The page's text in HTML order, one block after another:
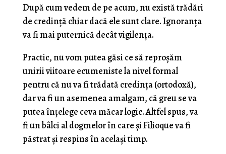
După cum vedem de pe acum, nu există trădări
de credință chiar dacă ele sunt clare. Ignoranța
va fi mai puternică decât vigilența.
Practic, nu vom putea găsi ce să reproșăm
unirii viitoare ecumeniste la nivel formal
pentru că nu va fi trădată credința (ortodoxă),
dar va fi un asemenea amalgam, că greu se va
putea înțelege ceva măcar logic. Altfel spus, va
fi un bâlci al dogmelor în care și Filioque va fi
păstrat și respins în același timp.